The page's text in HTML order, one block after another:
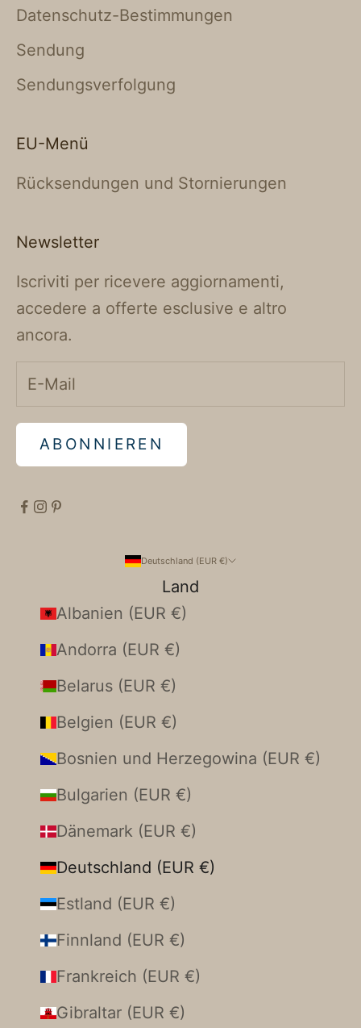
Datenschutz-Bestimmungen
Sendung
Sendungsverfolgung
EU-Menü
Rücksendungen und Stornierungen
Newsletter
Iscriviti per ricevere aggiornamenti,
accedere a offerte esclusive e altro
ancora.
ABONNIEREN
Deutschland (EUR €)
Land
Albanien (EUR €)
Andorra (EUR €)
Belarus (EUR €)
Belgien (EUR €)
Bosnien und Herzegowina (EUR €)
Bulgarien (EUR €)
Dänemark (EUR €)
Deutschland (EUR €)
Estland (EUR €)
Finnland (EUR €)
Frankreich (EUR €)
Gibraltar (EUR €)